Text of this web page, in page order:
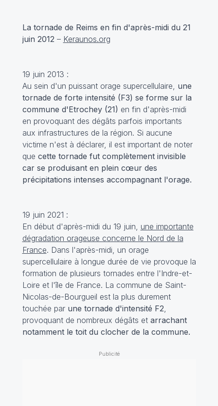
La tornade de Reims en fin d'après-midi du 21
juin 2012 – Keraunos.org
19 juin 2013 :
Au sein d'un puissant orage supercellulaire, une
tornade de forte intensité (F3) se forme sur la
commune d'Etrochey (21) en fin d'après-midi
en provoquant des dégâts parfois importants
aux infrastructures de la région. Si aucune
victime n'est à déclarer, il est important de noter
que cette tornade fut complètement invisible
car se produisant en plein cœur des
précipitations intenses accompagnant l'orage.
19 juin 2021 :
En début d'après-midi du 19 juin, une importante
dégradation orageuse concerne le Nord de la
France. Dans l'après-midi, un orage
supercellulaire à longue durée de vie provoque la
formation de plusieurs tornades entre l'Indre-et-
Loire et l'île de France. La commune de Saint-
Nicolas-de-Bourgueil est la plus durement
touchée parune tornade d'intensité F2
provoquant de nombreux dégâts et arrachant
notamment le toit du clocher de la commune.